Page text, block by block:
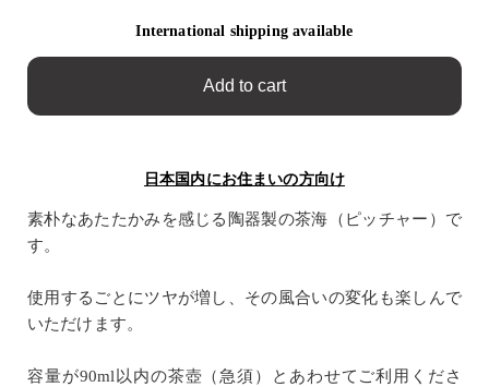
International shipping available
Add to cart
日本国内にお住まいの方向け
素朴なあたたかみを感じる陶器製の茶海（ピッチャー）で
す。
使用するごとにツヤが増し、その風合いの変化も楽しんで
いただけます。
容量が90ml以内の茶壺（急須）とあわせてご利用くださ